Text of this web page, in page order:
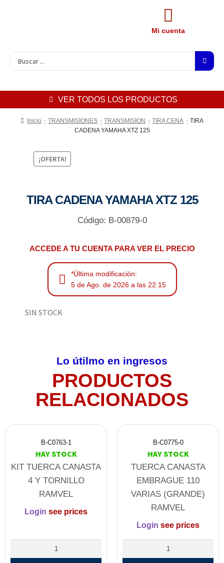
Mi cuenta
VER TODOS LOS PRODUCTOS
Inicio TRANSMISIONES TRANSMISION TIRA CENA
TIRA
CADENA YAMAHA XTZ 125
¡OFERTA!
TIRA CADENA YAMAHA XTZ 125
Código: B-00879-0
ACCEDE A TU CUENTA PARA VER EL PRECIO
*Última modificación:
5 de Ago. de 2026 a las 22:15
SIN STOCK
Lo útilmo en ingresos
PRODUCTOS
RELACIONADOS
B-C0763-1
HAY STOCK
KIT TUERCA CANASTA
4 Y TORNILLO
RAMVEL
Login see prices
B-C0775-0
HAY STOCK
TUERCA CANASTA
EMBRAGUE 110
VARIAS (GRANDE)
RAMVEL
Login see prices